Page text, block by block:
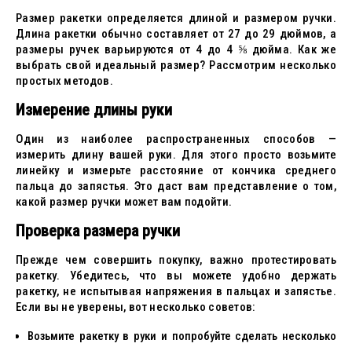
Размер ракетки определяется длиной и размером ручки.
Длина ракетки обычно составляет от 27 до 29 дюймов, а
размеры ручек варьируются от 4 до 4 ⅝ дюйма. Как же
выбрать свой идеальный размер? Рассмотрим несколько
простых методов.
Измерение длины руки
Один из наиболее распространенных способов —
измерить длину вашей руки. Для этого просто возьмите
линейку и измерьте расстояние от кончика среднего
пальца до запястья. Это даст вам представление о том,
какой размер ручки может вам подойти.
Проверка размера ручки
Прежде чем совершить покупку, важно протестировать
ракетку. Убедитесь, что вы можете удобно держать
ракетку, не испытывая напряжения в пальцах и запястье.
Если вы не уверены, вот несколько советов:
Возьмите ракетку в руки и попробуйте сделать несколько